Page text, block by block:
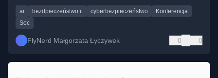
ai bezdpieczeństwo it cyberbezpieczeństwo
Konferencja
Soc
FlyNerd Małgorzata Łyczywek 0 0